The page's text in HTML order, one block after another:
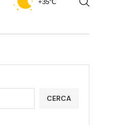
+35°C
CERCA